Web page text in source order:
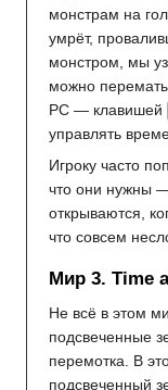
монстрам на
умрёт,
монстром, мы
можно
PC — клавишей
управлять
Игроку часто
что они нужны
открываются,
что совсем
Мир 3. Time
Не всё в этом
подсвеченные
перемотка. В
подсвеченный